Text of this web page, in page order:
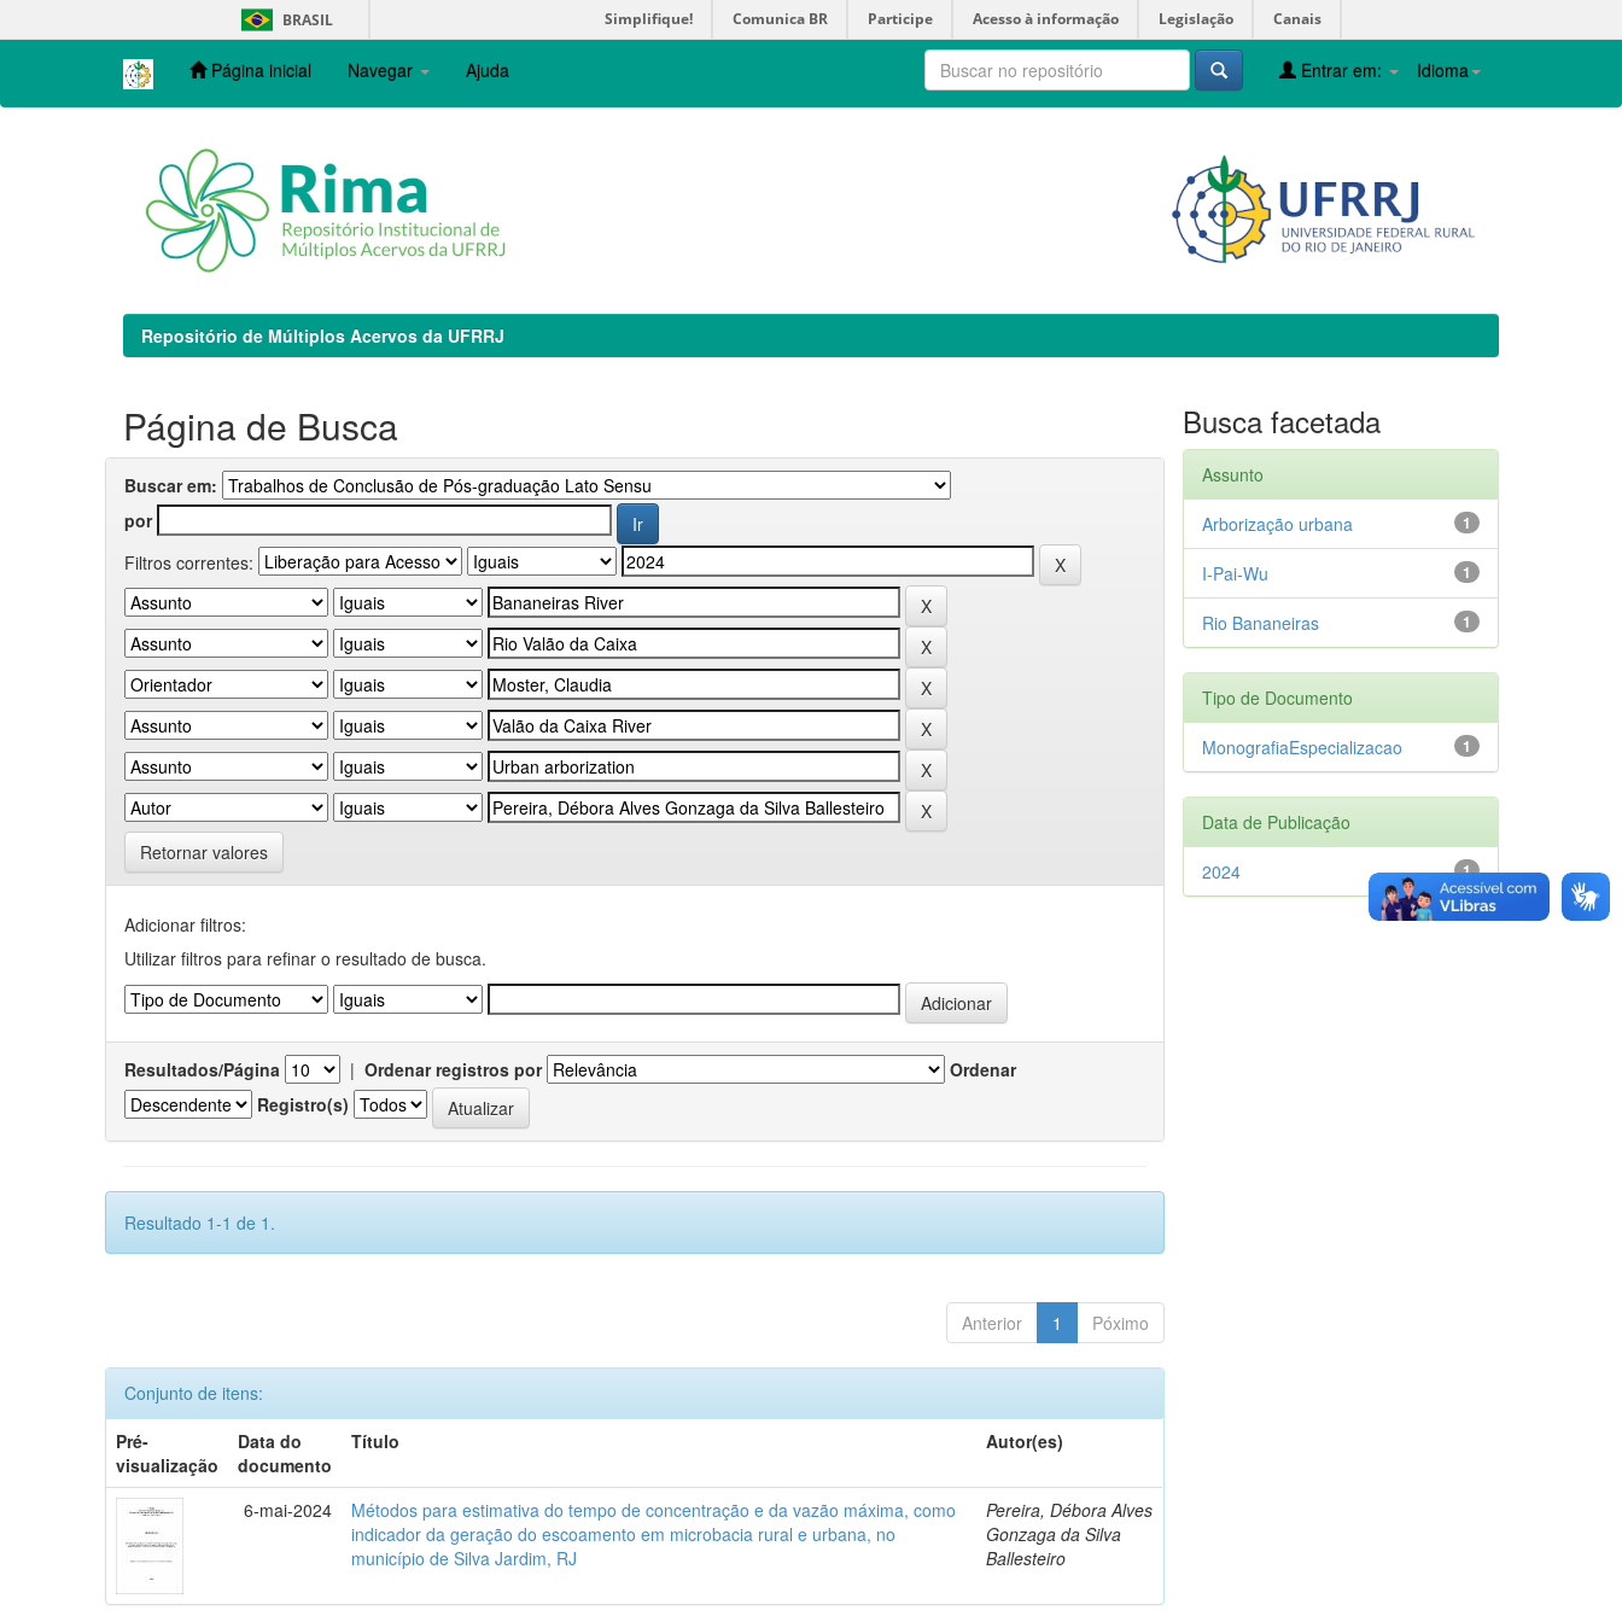
navigation
BRASIL Simplifique! Comunica BR Participe Acesso à informação Legislação Canais
Página inicial Navegar Ajuda Idioma
Entrar em:
Repositório de Múltiplos Acervos da UFRRJ
Página de Busca
Buscar em:
por
Filtros correntes:
Retornar valores
Adicionar filtros:
Utilizar filtros para refinar o resultado de busca.
Resultados/Página | Ordenar registros por
Ordenar
Registro(s)
Resultado 1-1 de 1.
Anterior 1 Póximo
Conjunto de itens:
Pré-
visualização
Data do
documento
Título Autor(es)
6-mai-2024
Métodos para estimativa do tempo de concentração e da vazão máxima, como
indicador da geração do escoamento em microbacia rural e urbana, no
município de Silva Jardim, RJ
Pereira, Débora Alves
Gonzaga da Silva
Ballesteiro
Busca facetada
Assunto
1
Arborização urbana
1
I-Pai-Wu
1
Rio Bananeiras
Tipo de Documento
1
MonografiaEspecializacao
Data de Publicação
1
2024